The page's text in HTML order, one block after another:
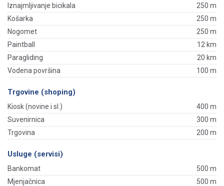
Iznajmljivanje bicikala
250 m
Košarka
250 m
Nogomet
250 m
Paintball
12 km
Paragliding
20 km
Vodena površina
100 m
Trgovine (shoping)
Kiosk (novine i sl.)
400 m
Suvenirnica
300 m
Trgovina
200 m
Usluge (servisi)
Bankomat
500 m
Mjenjačnica
500 m